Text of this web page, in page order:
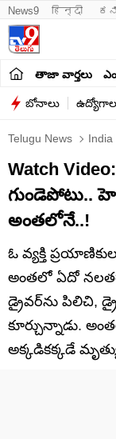
News9 हिन्दी
తాజా వార్తలు
బోనాలు
Telugu News India
Watch
గుండెపోటు..
అంతలోనే..!
ఓ వ్యక్తి
అంతలో ఏదో
డ్రైవర్‌ను పిలిచి,
కూర్చున్నాడు.
అక్కడికక్కడే